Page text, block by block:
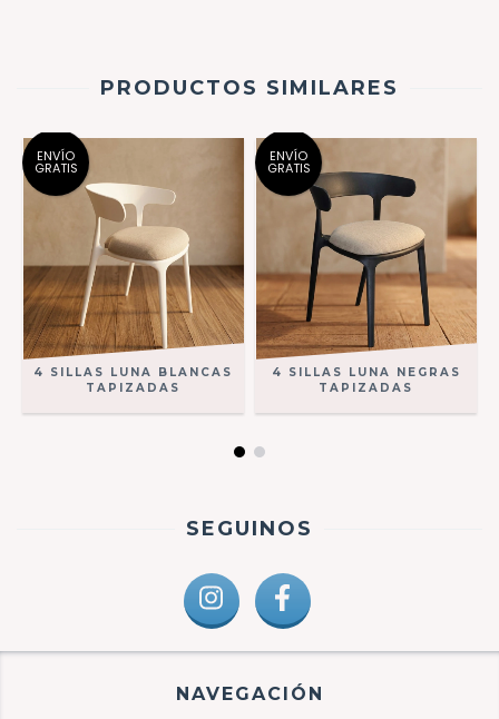
PRODUCTOS SIMILARES
ENVÍO
GRATIS
4 SILLAS LUNA BLANCAS
TAPIZADAS
ENVÍO
GRATIS
4 SILLAS LUNA NEGRAS
TAPIZADAS
SEGUINOS
NAVEGACIÓN